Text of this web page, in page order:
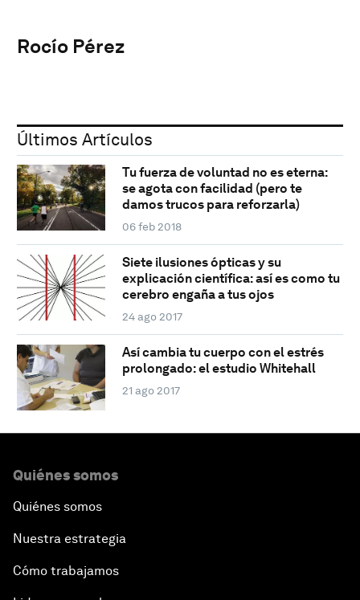
Rocío Pérez
Últimos Artículos
Tu fuerza de voluntad no es eterna:
se agota con facilidad (pero te
damos trucos para reforzarla)
06 feb 2018
Siete ilusiones ópticas y su
explicación científica: así es como tu
cerebro engaña a tus ojos
24 ago 2017
Así cambia tu cuerpo con el estrés
prolongado: el estudio Whitehall
21 ago 2017
Quiénes somos
Quiénes somos
Nuestra estrategia
Cómo trabajamos